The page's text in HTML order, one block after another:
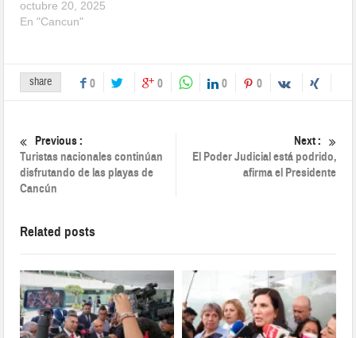
octubre 20, 2025
En "Cancun"
share 0 0 0 0
Previous :
Turistas nacionales continúan
disfrutando de las playas de
Cancún
Next :
El Poder Judicial está podrido,
afirma el Presidente
Related posts